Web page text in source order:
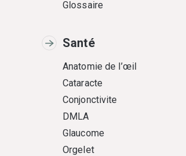
Glossaire
Santé
Anatomie de l’œil
Cataracte
Conjonctivite
DMLA
Glaucome
Orgelet